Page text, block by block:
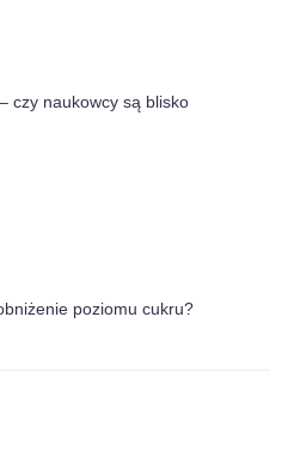
czy naukowcy są blisko
poziomu cukru?